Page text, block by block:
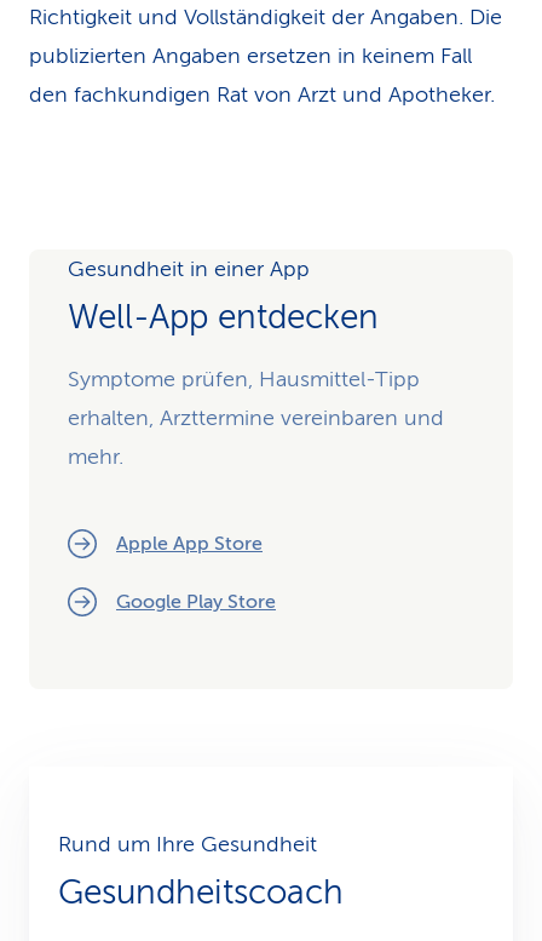
Richtigkeit und Vollständigkeit der Angaben. Die
publizierten Angaben ersetzen in keinem Fall
den fachkundigen Rat von Arzt und Apotheker.
Gesundheit in einer App
Well-App entdecken
Symptome prüfen, Hausmittel-Tipp
erhalten, Arzttermine vereinbaren und
mehr.
Apple App Store
Google Play Store
Rund um Ihre Gesundheit
Gesundheitscoach